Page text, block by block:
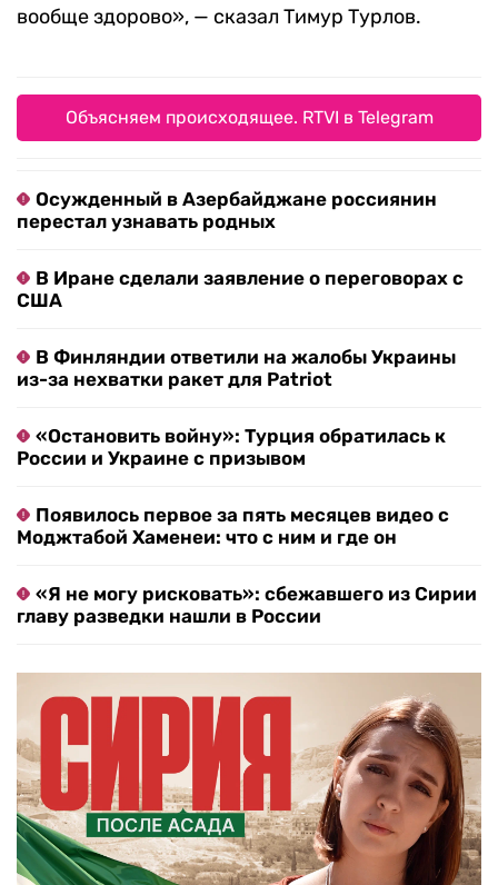
вообще здорово», — сказал Тимур Турлов.
Объясняем происходящее. RTVI в Telegram
Осужденный в Азербайджане россиянин
перестал узнавать родных
В Иране сделали заявление о переговорах с
США
В Финляндии ответили на жалобы Украины
из-за нехватки ракет для Patriot
«Остановить войну»: Турция обратилась к
России и Украине с призывом
Появилось первое за пять месяцев видео с
Моджтабой Хаменеи: что с ним и где он
«Я не могу рисковать»: сбежавшего из Сирии
главу разведки нашли в России